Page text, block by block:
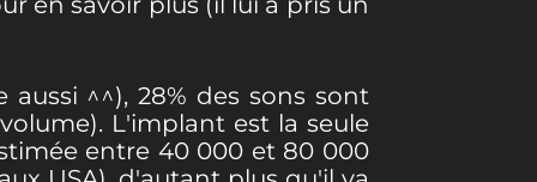
^^), 28% des sons sont
L'implant est la seule
entre 40 000 et 80 000